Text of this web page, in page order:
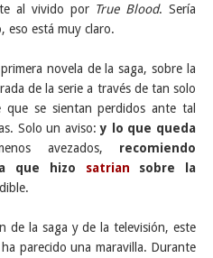
al vivido por True Blood. Sería
eso está muy claro.
novela de la saga, sobre la
de la serie a través de tan solo
se sientan perdidos ante tal
Solo un aviso:y lo que queda
avezados, recomiendo
que hizo satrian sobre la
de la saga y de la televisión, este
parecido una maravilla. Durante